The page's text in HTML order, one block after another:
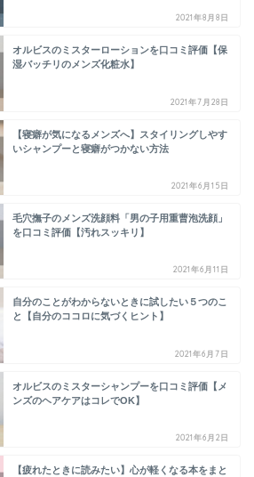
2021年8月8日
オルビスのミスターローションを口コミ評価【保
湿バッチリのメンズ化粧水】
2021年7月28日
【寝癖が気になるメンズへ】スタイリングしやす
いシャンプーと寝癖がつかない方法
2021年6月15日
毛穴撫子のメンズ洗顔料「男の子用重曹泡洗顔」
を口コミ評価【汚れスッキリ】
2021年6月11日
自分のことがわからないときに試したい５つのこ
と【自分のココロに気づくヒント】
2021年6月7日
オルビスのミスターシャンプーを口コミ評価【メ
ンズのヘアケアはコレでOK】
2021年6月2日
【疲れたときに読みたい】心が軽くなる本をまと